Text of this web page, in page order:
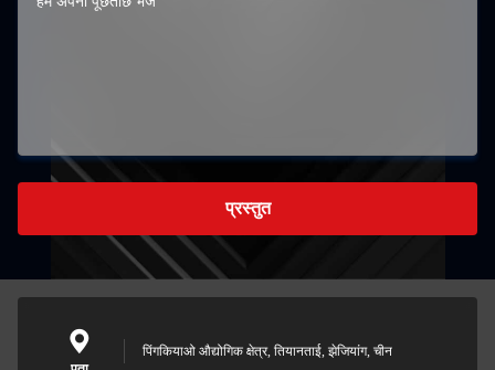
प्रस्तुत
पिंगकियाओ औद्योगिक क्षेत्र, तियानताई, झेजियांग, चीन